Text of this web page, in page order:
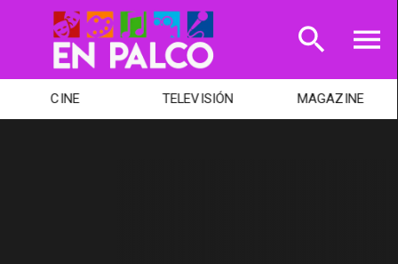
CINE TELEVISIÓN MAGAZINE